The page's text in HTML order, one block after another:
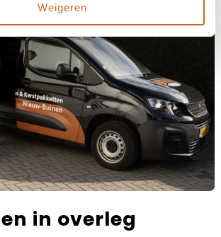
Weigeren
in overleg